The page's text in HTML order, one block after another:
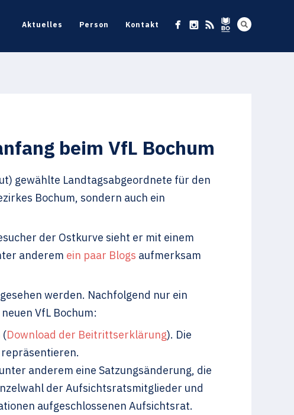
Aktuelles Person Kontakt
beim VfL Bochum
gewählte Landtagsabgeordnete für den
Bochum, sondern auch ein
der Ostkurve sieht er mit einem
anderem ein paar Blogs aufmerksam
werden. Nachfolgend nur ein
VfL Bochum:
(Download der Beitrittserklärung). Die
anderem eine Satzungsänderung, die
der Aufsichtsratsmitglieder und
aufgeschlossenen Aufsichtsrat.